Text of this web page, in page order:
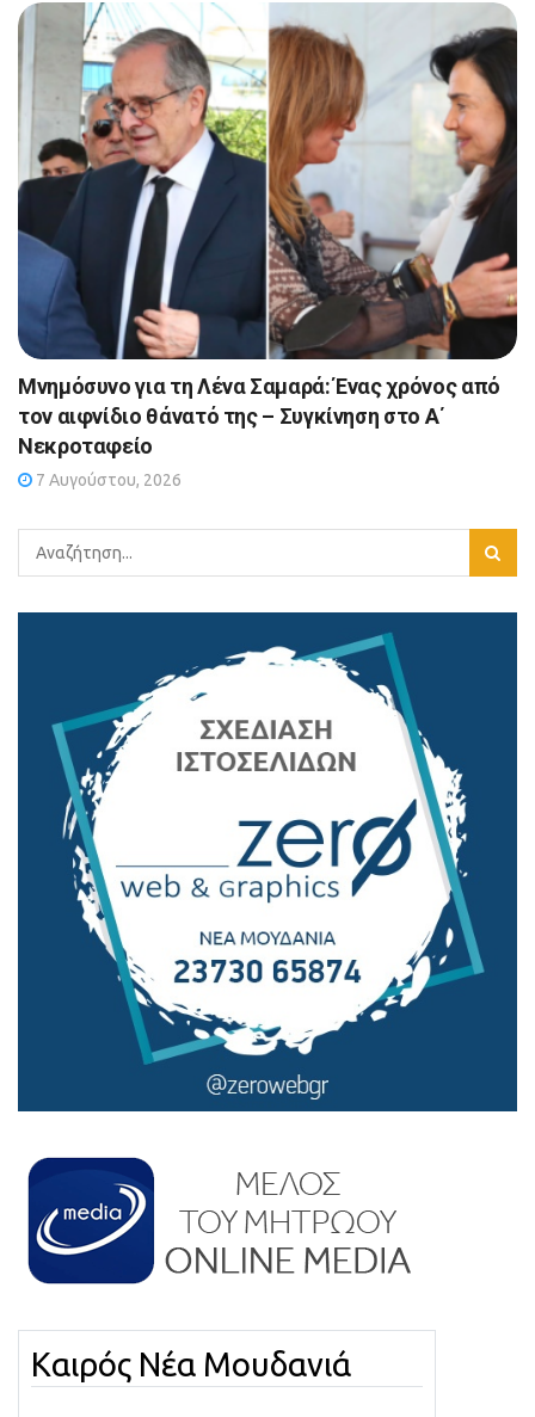
Μνημόσυνο για τη Λένα Σαμαρά: Ένας χρόνος από
τον αιφνίδιο θάνατό της – Συγκίνηση στο Α΄
Νεκροταφείο
7 Αυγούστου, 2026
Καιρός Νέα Μουδανιά